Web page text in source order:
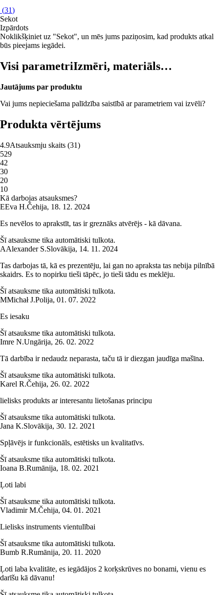
(31)
Sekot
Izpārdots
Noklikšķiniet uz "Sekot", un mēs jums paziņosim, kad produkts atkal
būs pieejams iegādei.
Visi parametriIzmēri, materiāls…
Jautājums par produktu
Vai jums nepieciešama palīdzība saistībā ar parametriem vai izvēli?
Produkta vērtējums
4.9Atsauksmju skaits (31)
529
42
30
20
10
Kā darbojas atsauksmes?
EEva H.Čehija, 18. 12. 2024
Es nevēlos to aprakstīt, tas ir greznāks atvērējs - kā dāvana.
Šī atsauksme tika automātiski tulkota.
AAlexander S.Slovākija, 14. 11. 2024
Tas darbojas tā, kā es prezentēju, lai gan no apraksta tas nebija pilnībā
skaidrs. Es to nopirku tieši tāpēc, jo tieši tādu es meklēju.
Šī atsauksme tika automātiski tulkota.
MMichał J.Polija, 01. 07. 2022
Es iesaku
Šī atsauksme tika automātiski tulkota.
Imre N.Ungārija, 26. 02. 2022
Tā darbība ir nedaudz neparasta, taču tā ir diezgan jaudīga mašīna.
Šī atsauksme tika automātiski tulkota.
Karel R.Čehija, 26. 02. 2022
lielisks produkts ar interesantu lietošanas principu
Šī atsauksme tika automātiski tulkota.
Jana K.Slovākija, 30. 12. 2021
Spļāvējs ir funkcionāls, estētisks un kvalitatīvs.
Šī atsauksme tika automātiski tulkota.
Ioana B.Rumānija, 18. 02. 2021
Ļoti labi
Šī atsauksme tika automātiski tulkota.
Vladimir M.Čehija, 04. 01. 2021
Lielisks instruments vientulībai
Šī atsauksme tika automātiski tulkota.
Bumb R.Rumānija, 20. 11. 2020
Ļoti laba kvalitāte, es iegādājos 2 korķskrūves no bonami, vienu es
darīšu kā dāvanu!